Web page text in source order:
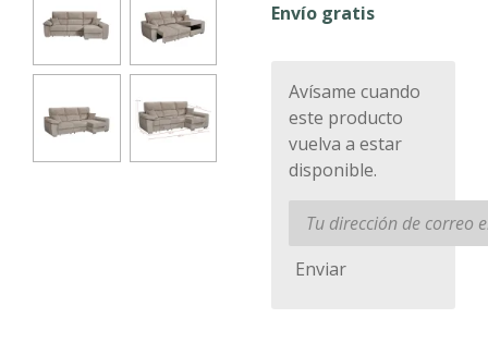
Envío gratis
Avísame cuando
este producto
vuelva a estar
disponible.
Enviar